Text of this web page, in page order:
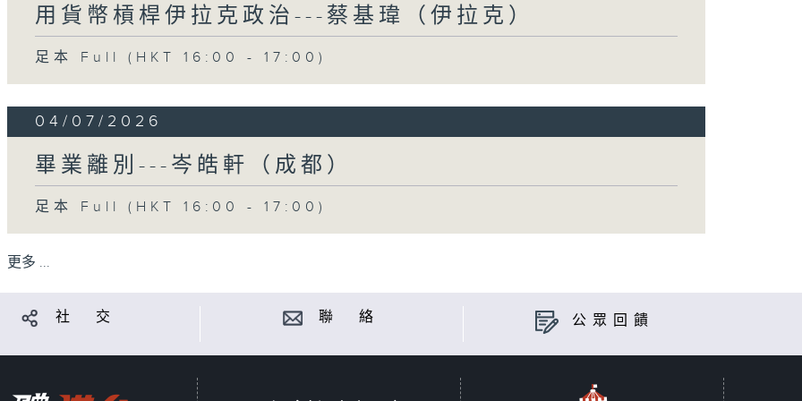
用貨幣槓桿伊拉克政治---蔡基瑋（伊拉克）
足本 Full (HKT 16:00 - 17:00)
04/07/2026
畢業離別---岑皓軒（成都）
足本 Full (HKT 16:00 - 17:00)
更多 ...
社 交 聯 絡 公眾回饋